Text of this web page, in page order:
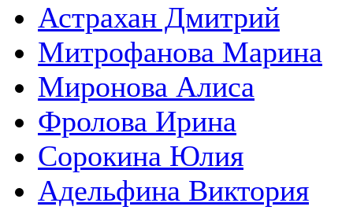
Астрахан Дмитрий
Митрофанова Марина
Миронова Алиса
Фролова Ирина
Сорокина Юлия
Адельфина Виктория